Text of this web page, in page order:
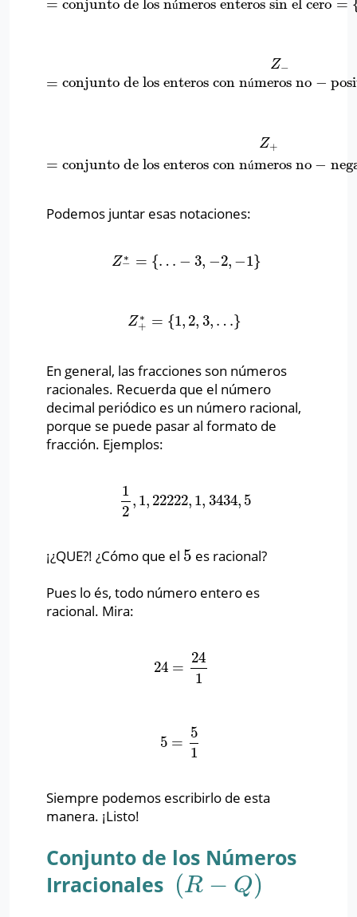
= conjunto de los números enteros sin el cero =
Z−
= conjunto de los enteros con números no −
conjunto de los enteros con números no
Z+
= conjunto de los enteros con números no −
conjunto de los enteros con números no
Podemos juntar esas notaciones:
Z ∗
− = {… − 3, −2, −1}
Z −∗={ …−3, −2 −1}
Z ∗
+ = {1, 2, 3, …}
Z ∗={ 1,2,3 ,… }
En general, las fracciones son números
racionales. Recuerda que el número
decimal periódico es un número racional,
porque se puede pasar al formato de
fracción. Ejemplos:
1
2
, 1, 22222, 1, 3434, 5
12, 1,22222,1 ,3434,5
¡¿QUE?! ¿Cómo que el 5
5 es racional?
Pues lo és, todo número entero es
racional. Mira:
24 =
24
1
24 =241
5 =
5
1
5 =5 1
Siempre podemos escribirlo de esta
manera. ¡Listo!
Conjunto de los Números
Irracionales (R − Q)
(R− Q)